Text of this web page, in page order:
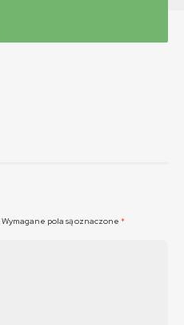
Wymagane pola są oznaczone *